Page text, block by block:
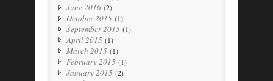
June 2016 (2)
October 2015 (1)
September 2015 (1)
April 2015 (1)
March 2015 (1)
February 2015 (1)
January 2015 (2)